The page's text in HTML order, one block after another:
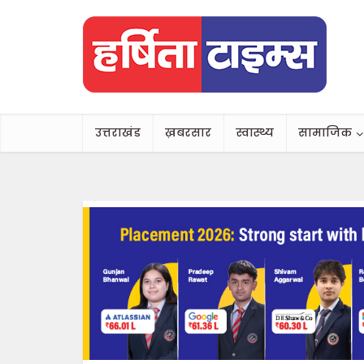
उत्तराखंड ख़बरसार स्वास्थ्य सामाजिक